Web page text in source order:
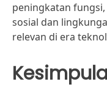
peningkatan
sosial dan
relevan di era